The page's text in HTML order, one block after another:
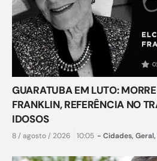
GUARATUBA EM LUTO:
FRANKLIN, REFERÊNCIA NO
IDOSOS
8 / agosto / 2026 10:05 - Cidades, Geral,